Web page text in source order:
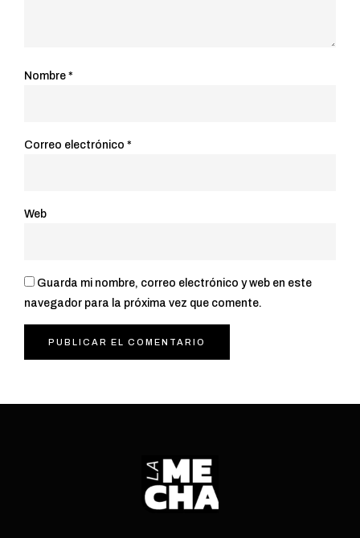
Nombre *
Correo electrónico *
Web
Guarda mi nombre, correo electrónico y web en este
navegador para la próxima vez que comente.